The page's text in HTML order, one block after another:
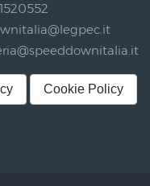
Cookie Policy